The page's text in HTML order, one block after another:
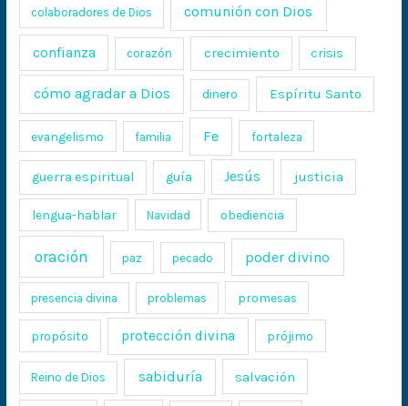
colaboradores de Dios comunión con Dios
confianza corazón crecimiento crisis
cómo agradar a Dios dinero Espíritu Santo
evangelismo familia Fe fortaleza
guerra espiritual guía Jesús justicia
lengua-hablar Navidad obediencia
oración paz pecado poder divino
presencia divina problemas promesas
propósito protección divina prójimo
Reino de Dios sabiduría salvación